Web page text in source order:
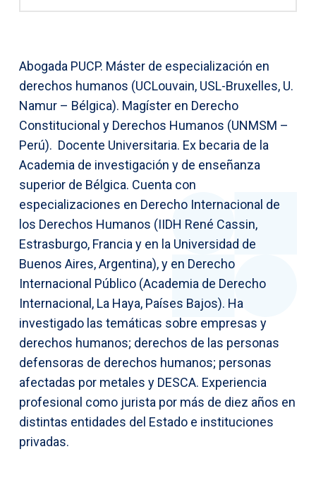
Abogada PUCP. Máster de especialización en
derechos humanos (UCLouvain, USL-Bruxelles, U.
Namur – Bélgica). Magíster en Derecho
Constitucional y Derechos Humanos (UNMSM –
Perú). Docente Universitaria. Ex becaria de la
Academia de investigación y de enseñanza
superior de Bélgica. Cuenta con
especializaciones en Derecho Internacional de
los Derechos Humanos (IIDH René Cassin,
Estrasburgo, Francia y en la Universidad de
Buenos Aires, Argentina), y en Derecho
Internacional Público (Academia de Derecho
Internacional, La Haya, Países Bajos). Ha
investigado las temáticas sobre empresas y
derechos humanos; derechos de las personas
defensoras de derechos humanos; personas
afectadas por metales y DESCA. Experiencia
profesional como jurista por más de diez años en
distintas entidades del Estado e instituciones
privadas.